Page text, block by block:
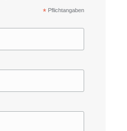
* Pflichtangaben